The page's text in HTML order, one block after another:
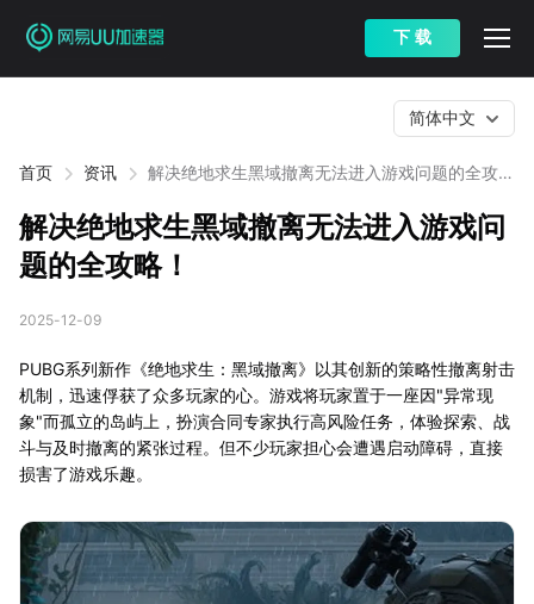
下 载
首页 资讯
解决绝地求生黑域撤离无法进入游戏问题的全攻
简体中文
解决绝地求生黑域撤离无法进入游戏问
题的全攻略！
2025-12-09
PUBG系列新作《绝地求生：黑域撤离》以其创新的策略性撤离射击
机制，迅速俘获了众多玩家的心。游戏将玩家置于一座因"异常现
象"而孤立的岛屿上，扮演合同专家执行高风险任务，体验探索、战
斗与及时撤离的紧张过程。但不少玩家担心会遭遇启动障碍，直接
损害了游戏乐趣。